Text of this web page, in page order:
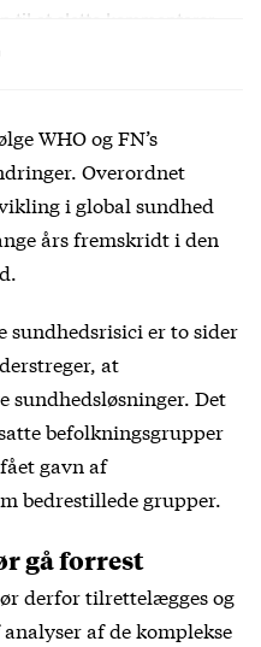
til at slette kommentarer,
WHO og FN’s
Overordnet
i global sundhed
års fremskridt i den
er to sider
at
sundhedsløsninger. Det
befolkningsgrupper
gavn af
bedrestillede grupper.
gå forrest
derfor tilrettelægges og
af de komplekse